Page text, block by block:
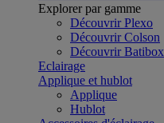
Explorer par gamme
Découvrir Plexo
Découvrir Colson
Découvrir Batibox
Eclairage
Applique et hublot
Applique
Hublot